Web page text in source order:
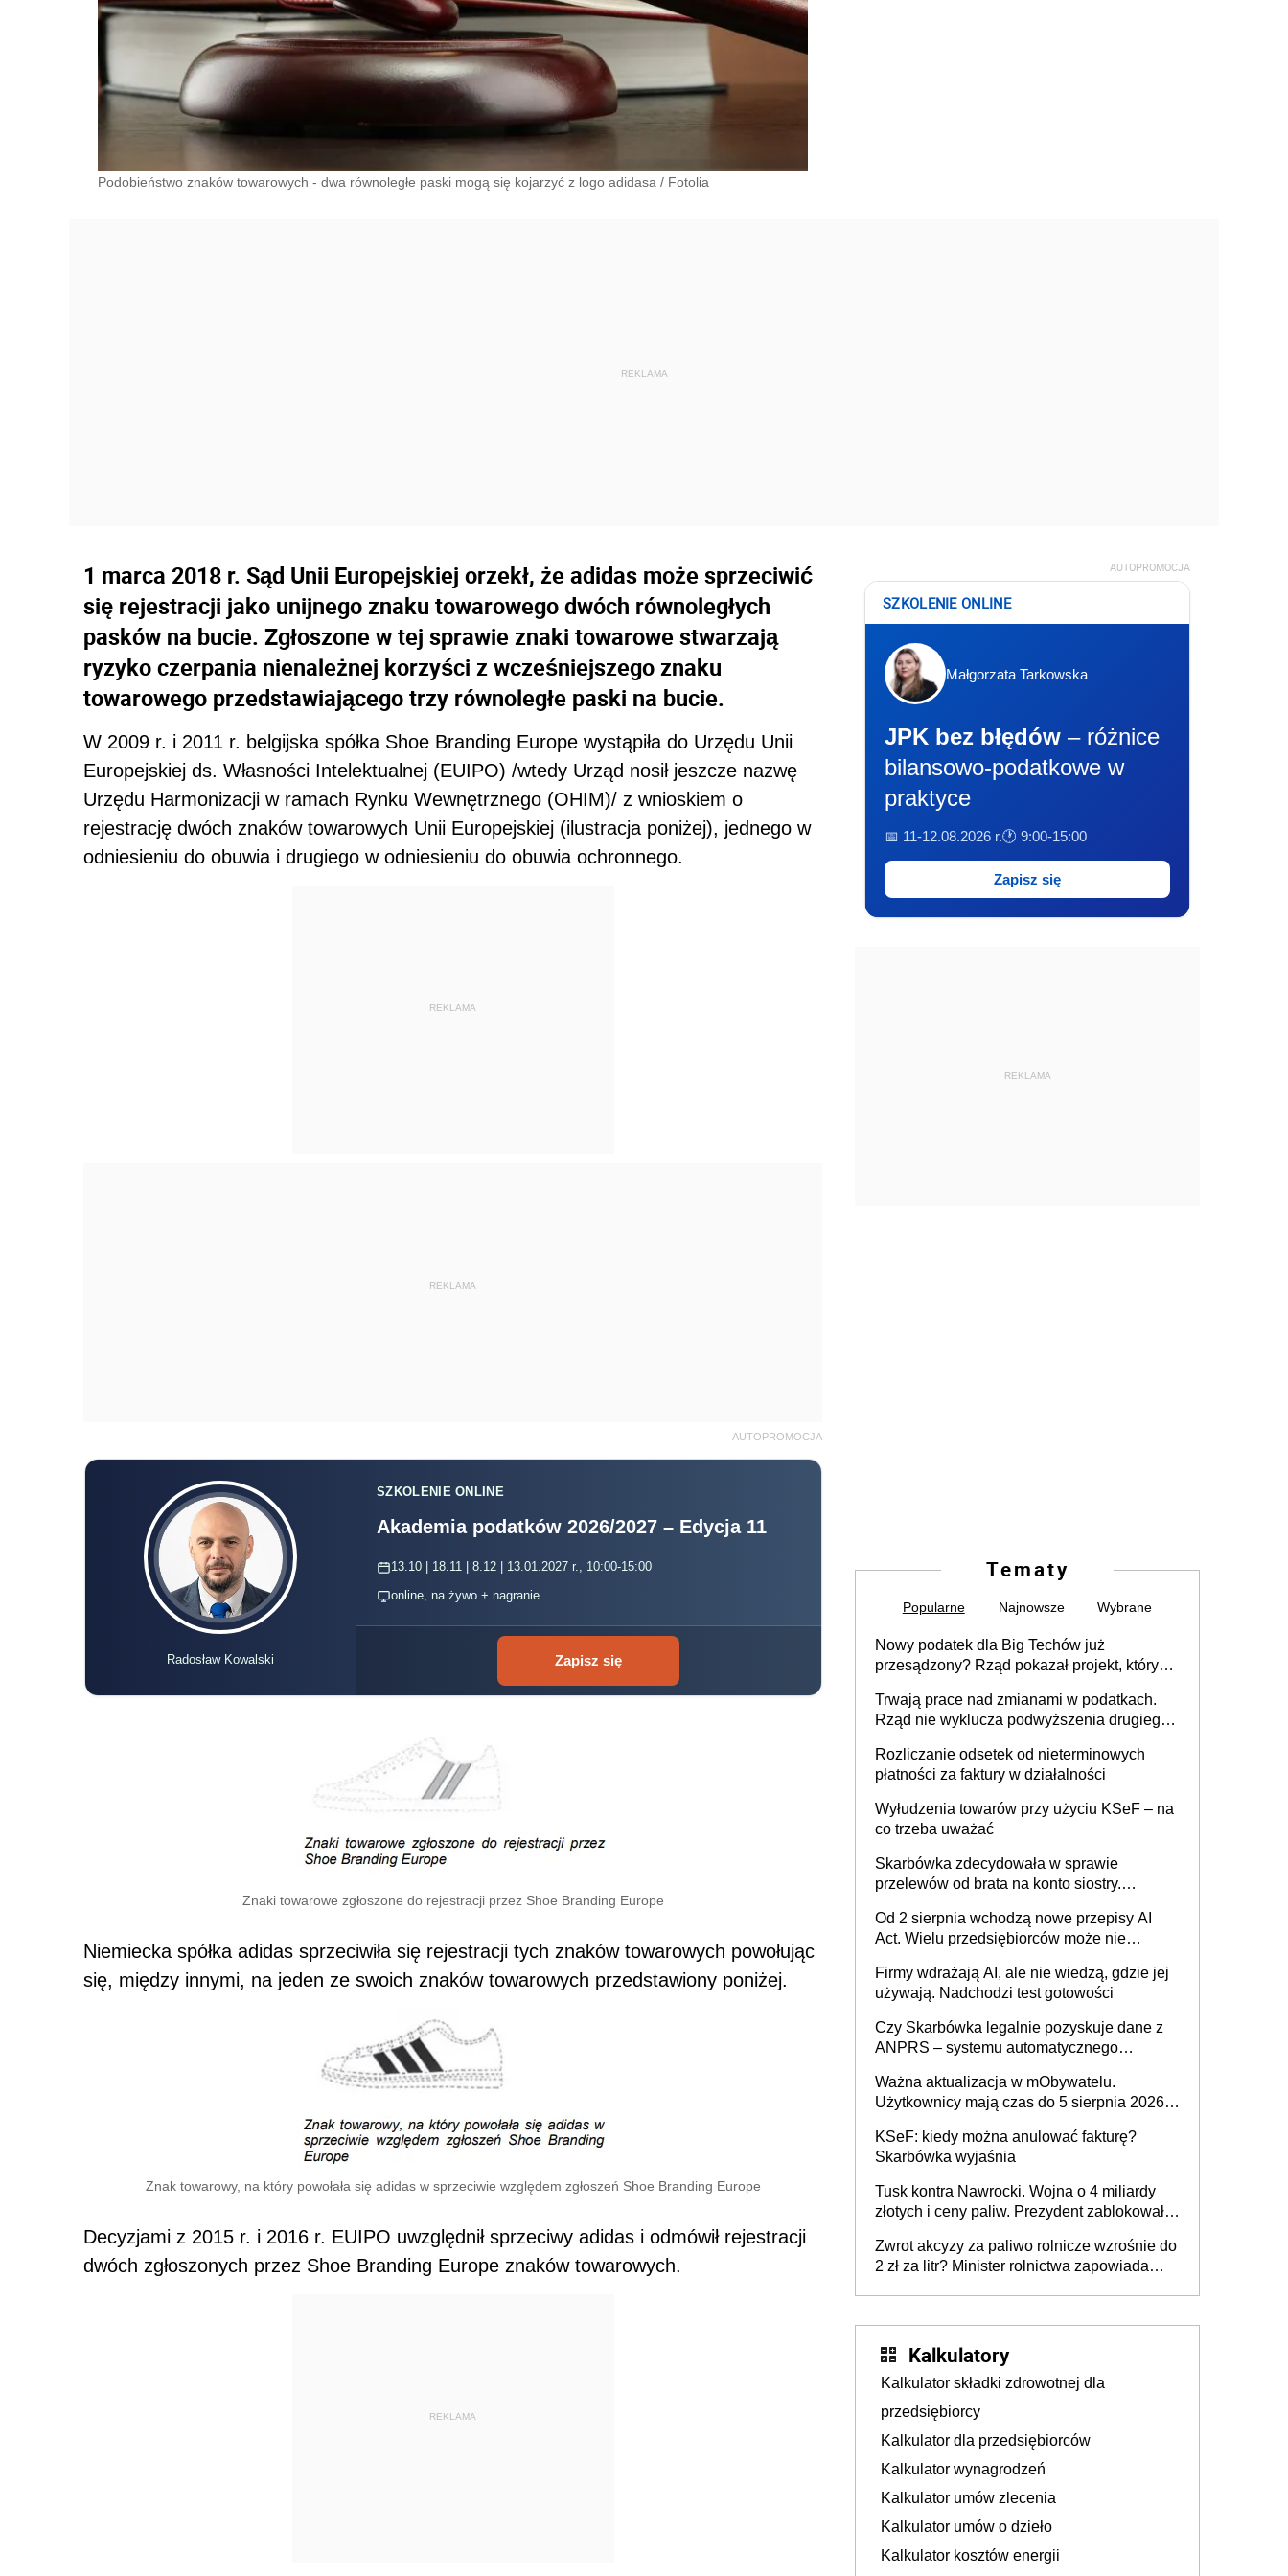
Podobieństwo znaków towarowych - dwa równoległe paski mogą się kojarzyć z logo adidasa / Fotolia
1 marca 2018 r. Sąd Unii Europejskiej orzekł, że adidas może sprzeciwić
się rejestracji jako unijnego znaku towarowego dwóch równoległych
pasków na bucie. Zgłoszone w tej sprawie znaki towarowe stwarzają
ryzyko czerpania nienależnej korzyści z wcześniejszego znaku
towarowego przedstawiającego trzy równoległe paski na bucie.
W 2009 r. i 2011 r. belgijska spółka Shoe Branding Europe wystąpiła do Urzędu Unii
Europejskiej ds. Własności Intelektualnej (EUIPO) /wtedy Urząd nosił jeszcze nazwę
Urzędu Harmonizacji w ramach Rynku Wewnętrznego (OHIM)/ z wnioskiem o
rejestrację dwóch znaków towarowych Unii Europejskiej (ilustracja poniżej), jednego w
odniesieniu do obuwia i drugiego w odniesieniu do obuwia ochronnego.
REKLAMA
REKLAMA
AUTOPROMOCJA
Radosław Kowalski
SZKOLENIE ONLINE
Akademia podatków 2026/2027 – Edycja 11
13.10 | 18.11 | 8.12 | 13.01.2027 r., 10:00-15:00
online, na żywo + nagranie
Zapisz się
Znaki towarowe zgłoszone do rejestracji przez Shoe Branding Europe
Niemiecka spółka adidas sprzeciwiła się rejestracji tych znaków towarowych powołując
się, między innymi, na jeden ze swoich znaków towarowych przedstawiony poniżej.
Znak towarowy, na który powołała się adidas w sprzeciwie względem zgłoszeń Shoe Branding Europe
Decyzjami z 2015 r. i 2016 r. EUIPO uwzględnił sprzeciwy adidas i odmówił rejestracji
dwóch zgłoszonych przez Shoe Branding Europe znaków towarowych.
REKLAMA
AUTOPROMOCJA
SZKOLENIE ONLINE
Małgorzata Tarkowska
JPK bez błędów – różnice
bilansowo-podatkowe w
praktyce
📅 11-12.08.2026 r.🕐 9:00-15:00
Zapisz się
REKLAMA
Tematy
Popularne Najnowsze Wybrane
Nowy podatek dla Big Techów już
przesądzony? Rząd pokazał projekt, który
Trwają prace nad zmianami w podatkach.
Rząd nie wyklucza podwyższenia drugiego
Rozliczanie odsetek od nieterminowych
płatności za faktury w działalności
Wyłudzenia towarów przy użyciu KSeF – na
co trzeba uważać
Skarbówka zdecydowała w sprawie
przelewów od brata na konto siostry.
darowizna, ale podatku jednak nie będzie
Od 2 sierpnia wchodzą nowe przepisy AI
Act. Wielu przedsiębiorców może nie
Firmy wdrażają AI, ale nie wiedzą, gdzie jej
używają. Nadchodzi test gotowości
Czy Skarbówka legalnie pozyskuje dane z
ANPRS – systemu automatycznego
pojazdów z kamer drogowych?
Ważna aktualizacja w mObywatelu.
Użytkownicy mają czas do 5 sierpnia 2026
KSeF: kiedy można anulować fakturę?
Skarbówka wyjaśnia
Tusk kontra Nawrocki. Wojna o 4 miliardy
złotych i ceny paliw. Prezydent zablokował
wymierzonym we wszystkich polskich
kierowców”
Zwrot akcyzy za paliwo rolnicze wzrośnie do
2 zł za litr? Minister rolnictwa zapowiada
Kalkulatory
Kalkulator składki zdrowotnej dla
przedsiębiorcy
Kalkulator dla przedsiębiorców
Kalkulator wynagrodzeń
Kalkulator umów zlecenia
Kalkulator umów o dzieło
Kalkulator kosztów energii